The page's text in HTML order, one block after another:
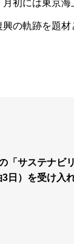
初には東京
の軌跡を題
「サステナビ
日）を受け入